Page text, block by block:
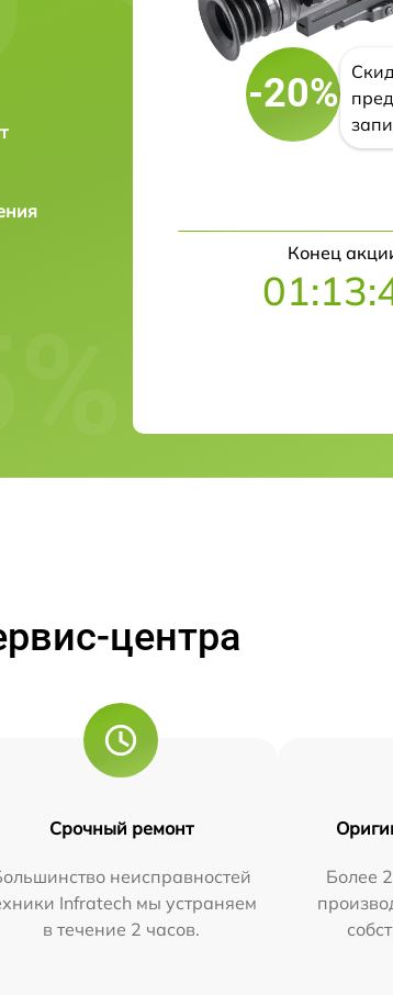
-20%
Конец
центра
Срочный ремонт
неисправностей
Infratech мы устраняем
в течение 2 часов.
Более